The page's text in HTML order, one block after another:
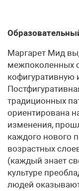
Маргарет Мид
межпоколенных
кофигуративную
традиционных
ориентирована
изменения,
каждого нового
возрастных
(каждый знает
культуре
людей